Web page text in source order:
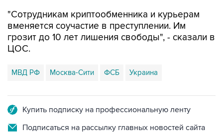
"Сотрудникам криптообменника и курьерам
вменяется соучастие в преступлении. Им
грозит до 10 лет лишения свободы", - сказали в
ЦОС.
МВД РФ Москва-Сити ФСБ Украина
Купить подписку на профессиональную ленту
Подписаться на рассылку главных новостей сайта